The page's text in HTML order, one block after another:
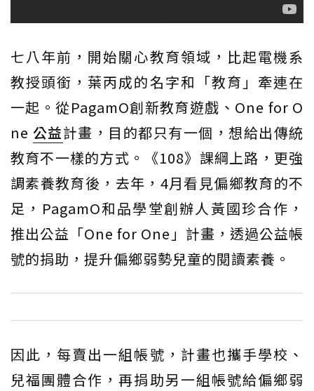
七八年前，開始關心教育領域，比起電機系
教授頭銜，葉丙成的名字和「教育」牽連在
一起。從PagamO創新教育遊戲、One for O
ne 公益計畫，目的都只有一個，想給出傳統
教育不一樣的方式。《108》課綱上路，更強
調素養教育後，去年，4月看見偏鄉教育的不
足，PagamO和品學堂創辦人黃國珍合作，
推出公益「One for One」計畫，透過公益帳
號的捐助，提升偏鄉弱勢兒童的閱讀素養。
因此，每賣出一組帳號，計畫也攜手學校、
兒福團體合作，再捐助另一組帳號給偏鄉弱